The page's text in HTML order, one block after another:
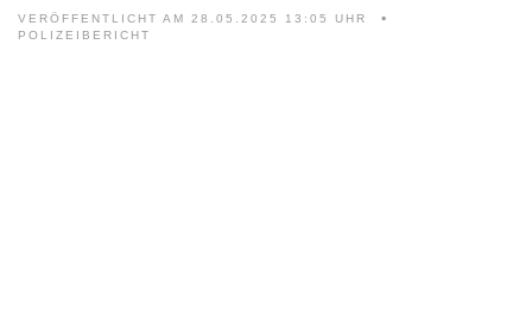
VERÖFFENTLICHT AM 28.05.2025 13:05 UHR
POLIZEIBERICHT